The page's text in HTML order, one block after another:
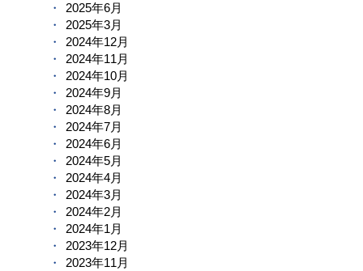
2025年6月
2025年3月
2024年12月
2024年11月
2024年10月
2024年9月
2024年8月
2024年7月
2024年6月
2024年5月
2024年4月
2024年3月
2024年2月
2024年1月
2023年12月
2023年11月